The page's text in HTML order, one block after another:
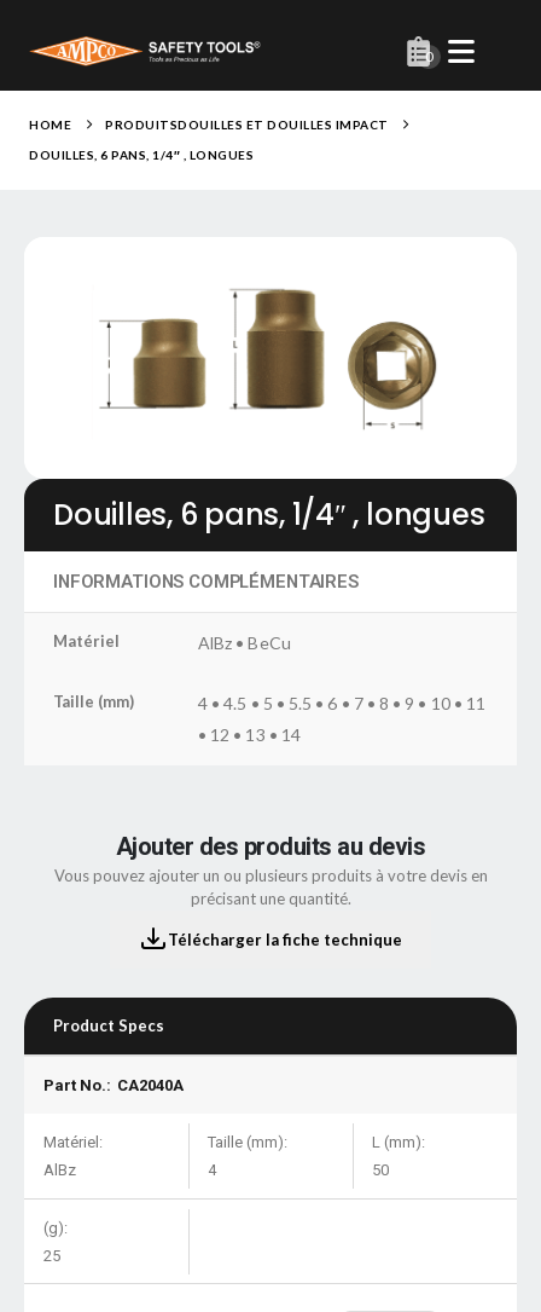
0
HOME PRODUITSDOUILLES ET DOUILLES IMPACT
DOUILLES, 6 PANS, 1/4″ , LONGUES
Douilles, 6 pans, 1/4″ , longues
INFORMATIONS COMPLÉMENTAIRES
Matériel AlBz • BeCu
Taille (mm)
4 • 4.5 • 5 • 5.5 • 6 • 7 • 8 • 9 • 10 • 11
• 12 • 13 • 14
Ajouter des produits au devis
Vous pouvez ajouter un ou plusieurs produits à votre devis en
précisant une quantité.
Télécharger la fiche technique
Product Specs
Part No.: CA2040A
Matériel:
AlBz
Taille (mm):
4
L (mm):
50
(g):
25